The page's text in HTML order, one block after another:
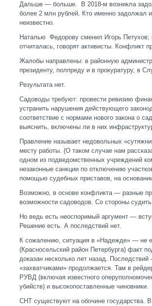
Дальше — больше. В 2018-м возникла
более 2 млн рублей. Кто именно задолжал
неизвестно.
Наталью Федорову сменил Игорь Петухов;
отчиталась, говорят активисты. Конфликт
Жалобы направлены: в районную
президенту, полпреду и в прокуратуру, в
Результата нет.
Садоводы требуют: провести ревизию
устранить нарушения действующего
соответствие с нормами нового закона о
выяснить, включены ли в них
Правление называет недовольных
месту работы. (О таком случае нам
одном из подведомственных учреждений
незаконные санкции по отключению
помощью судебных приставов, на
Возможно, в основе конфликта — разные
возможности садоводов. Со стороны
Но ведь есть неоспоримый аргумент —
Решение есть. А последствий нет.
К сожалению, ситуация в «Надежде» — не
(Красносельский район Петербурга) факт
доказан несколько лет назад.
«захватчиками» продолжается. Там в
РУВД (включая известного
убийств) и высокопоставленные чиновники.
СНТ существуют на обочине государства.